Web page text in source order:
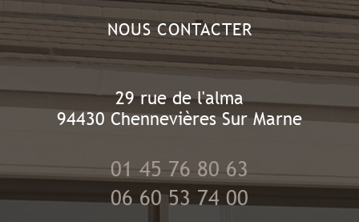
NOUS CONTACTER
29 rue de l'alma
94430 Chennevières Sur Marne
01 45 76 80 63
06 60 53 74 00